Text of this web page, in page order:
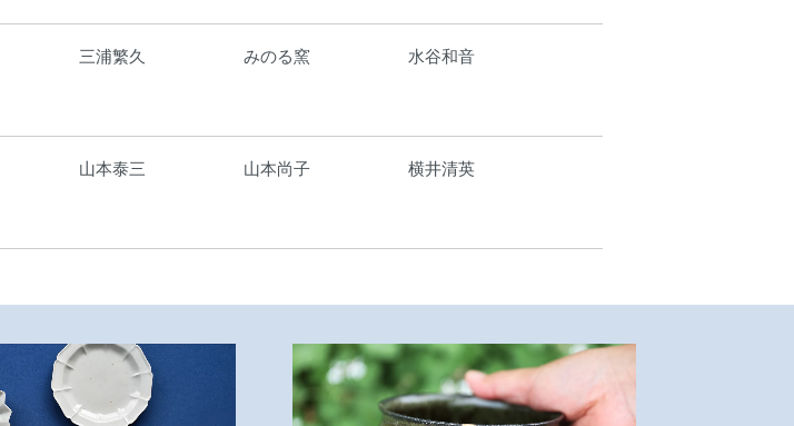
三浦繁久 みのる窯
水谷和音
山本泰三 山本尚子
横井清英